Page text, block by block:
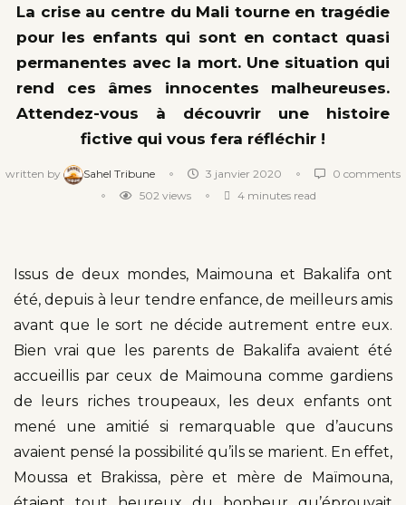
La crise au centre du Mali tourne en tragédie
pour les enfants qui sont en contact quasi
permanentes avec la mort. Une situation qui
rend ces âmes innocentes malheureuses.
Attendez-vous à découvrir une histoire
fictive qui vous fera réfléchir !
written by Sahel Tribune 3 janvier 2020
0 comments
502 views 4 minutes read
Issus de deux mondes, Maimouna et Bakalifa ont
été, depuis à leur tendre enfance, de meilleurs amis
avant que le sort ne décide autrement entre eux.
Bien vrai que les parents de Bakalifa avaient été
accueillis par ceux de Maimouna comme gardiens
de leurs riches troupeaux, les deux enfants ont
mené une amitié si remarquable que d’aucuns
avaient pensé la possibilité qu’ils se marient. En effet,
Moussa et Brakissa, père et mère de Maïmouna,